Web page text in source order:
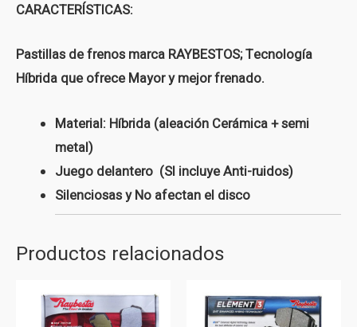
CARACTERÍSTICAS:
Pastillas de frenos marca RAYBESTOS; Tecnología
Híbrida que ofrece Mayor y mejor frenado.
Material: Híbrida (aleación Cerámica + semi
metal)
Juego delantero (SI incluye Anti-ruidos)
Silenciosas y No afectan el disco
Productos relacionados